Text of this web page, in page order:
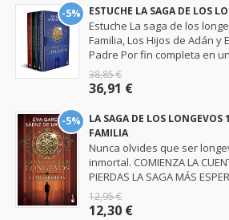
-5% ESTUCHE LA SAGA DE LOS
Estuche La saga de los
Familia, Los Hijos de Adán y
Padre Por fin completa en
38,85 €
36,91 €
-5%
LA SAGA DE LOS LONGEVOS
FAMILIA
Nunca olvides que ser
inmortal. COMIENZA LA
PIERDAS LA SAGA MÁS
12,95 €
12,30 €